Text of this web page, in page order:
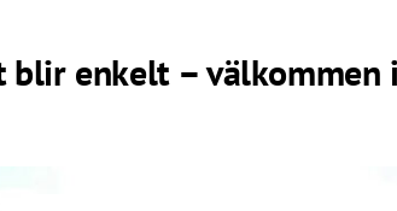
blir enkelt – välkommen